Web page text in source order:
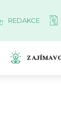
REDAKCE